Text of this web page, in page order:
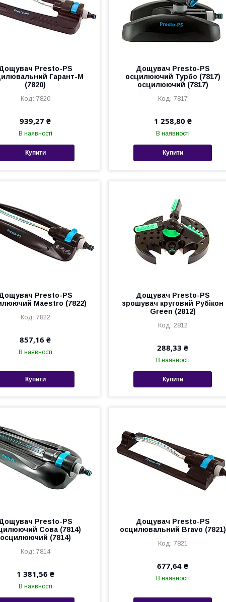
Presto-PS
Гарант-М
(7820)
7820
939,27 ₴
В наявності
Купити
Дощувач Presto-PS
осцилюючий Турбо (7817)
осцилюючий (7817)
7817
1 258,80 ₴
В наявності
Купити
Presto-PS
Maestro (7822)
7822
857,16 ₴
В наявності
Купити
Дощувач Presto-PS
зрошувач круговий Рубікон
Green (2812)
2812
288,33 ₴
В наявності
Купити
Presto-PS
Сова (7814)
осцилюючий (7814)
7814
1 381,56 ₴
В наявності
Дощувач Presto-PS
осцилювальний Bravo (7821)
7821
677,64 ₴
В наявності